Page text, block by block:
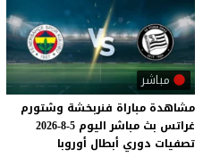
مباشر
مشاهدة مباراة فنربخشة وشتورم
غراتس بث مباشر اليوم 5-8-2026
تصفيات دوري أبطال أوروبا